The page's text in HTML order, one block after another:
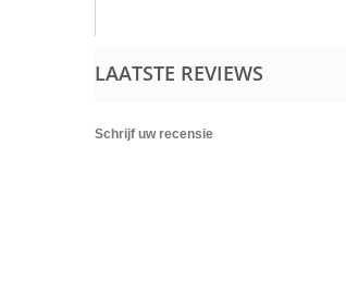
LAATSTE REVIEWS
Schrijf uw recensie